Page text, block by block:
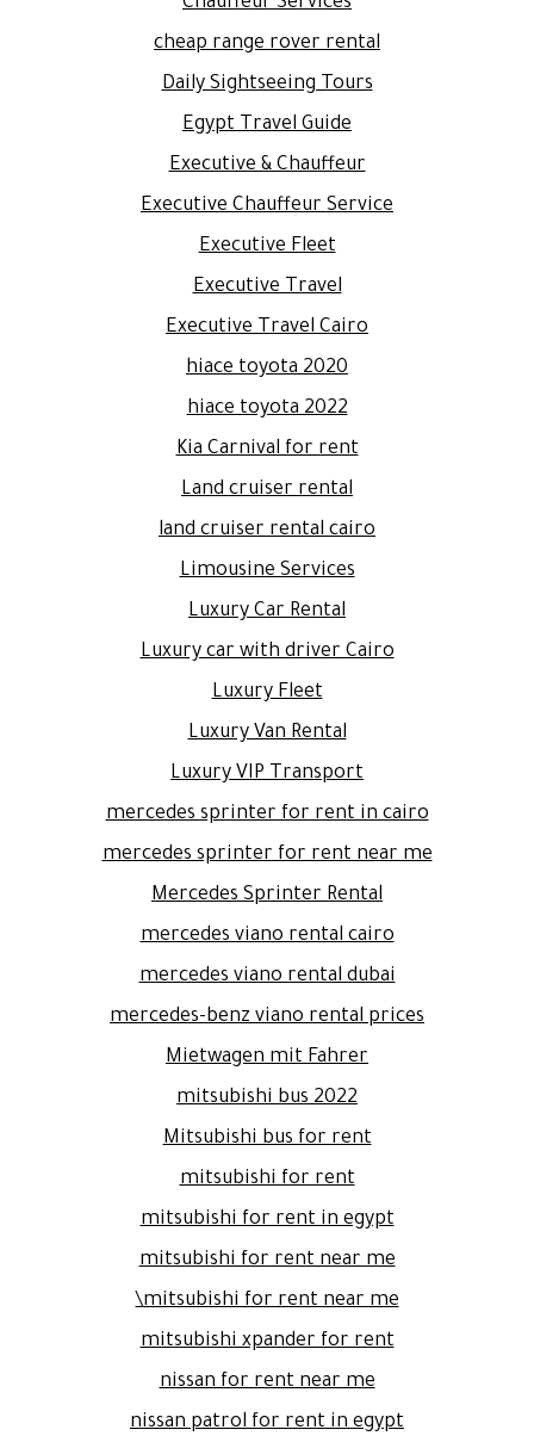
cheap range rover rental
Daily Sightseeing Tours
Egypt Travel Guide
Executive & Chauffeur
Executive Chauffeur Service
Executive Fleet
Executive Travel
Executive Travel Cairo
hiace toyota 2020
hiace toyota 2022
Kia Carnival for rent
Land cruiser rental
land cruiser rental cairo
Limousine Services
Luxury Car Rental
Luxury car with driver Cairo
Luxury Fleet
Luxury Van Rental
Luxury VIP Transport
mercedes sprinter for rent in cairo
mercedes sprinter for rent near me
Mercedes Sprinter Rental
mercedes viano rental cairo
mercedes viano rental dubai
mercedes-benz viano rental prices
Mietwagen mit Fahrer
mitsubishi bus 2022
Mitsubishi bus for rent
mitsubishi for rent
mitsubishi for rent in egypt
mitsubishi for rent near me
mitsubishi for rent near me\
mitsubishi xpander for rent
nissan for rent near me
nissan patrol for rent in egypt